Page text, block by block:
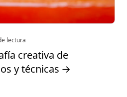
lectura
creativa de
y técnicas →